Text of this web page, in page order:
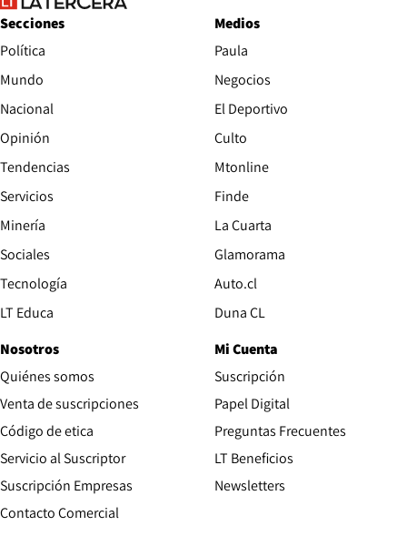
Secciones
Política
Mundo
Nacional
Opinión
Tendencias
Servicios
Minería
Sociales
Tecnología
LT Educa
Medios
Paula
Negocios
El Deportivo
Culto
Mtonline
Finde
La Cuarta
Glamorama
Auto.clOpens in new window
Duna CLOpens in new window
Nosotros
Quiénes somos
Venta de suscripciones
Código de etica Opens in new window
Servicio al Suscriptor
Suscripción Empresas
Contacto ComercialOpens in new window
Mi Cuenta
Suscripción
Papel DigitalOpens in new
Preguntas Frecuentes
LT Beneficios
Newsletters